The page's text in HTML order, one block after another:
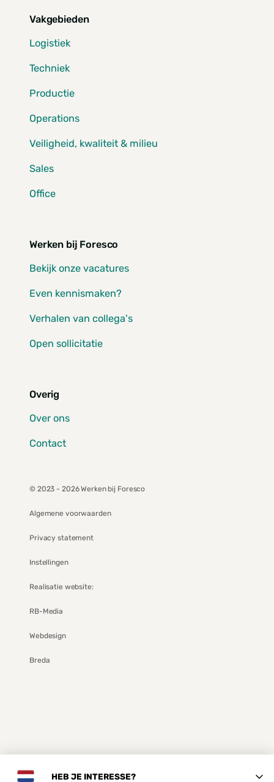
HEB JE INTERESSE?
Vakgebieden
Logistiek
Techniek
Productie
Operations
Veiligheid, kwaliteit & milieu
Sales
Office
Werken bij Foresco
Bekijk onze vacatures
Even kennismaken?
Verhalen van collega's
Open sollicitatie
Overig
Over ons
Contact
© 2023 - 2026 Werken bij Foresco
Algemene voorwaarden
Privacy statement
Instellingen
Realisatie website:
RB-Media
Webdesign
Breda